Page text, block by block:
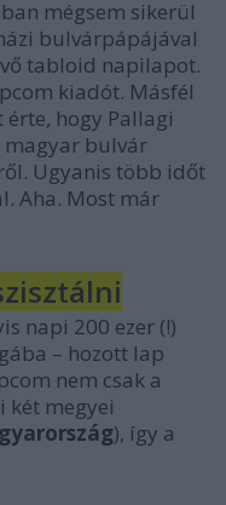
mégsem sikerül
bulvárpápájával
tabloid napilapot.
kiadót. Másfél
érte, hogy Pallagi
magyar bulvár
Ugyanis több időt
Aha. Most már
napi 200 ezer (!)
– hozott lap
nem csak a
két megyei
), így a